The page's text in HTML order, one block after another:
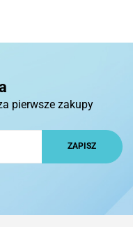
pierwsze zakupy